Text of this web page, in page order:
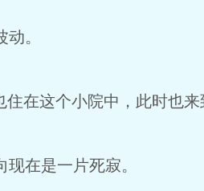
。
这个小院中，此时也来
在是一片死寂。